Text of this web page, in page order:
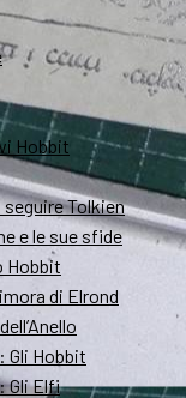
Hobbit
seguire Tolkien
e le sue sfide
Hobbit
di Elrond
Gli Hobbit
Gli Elfi